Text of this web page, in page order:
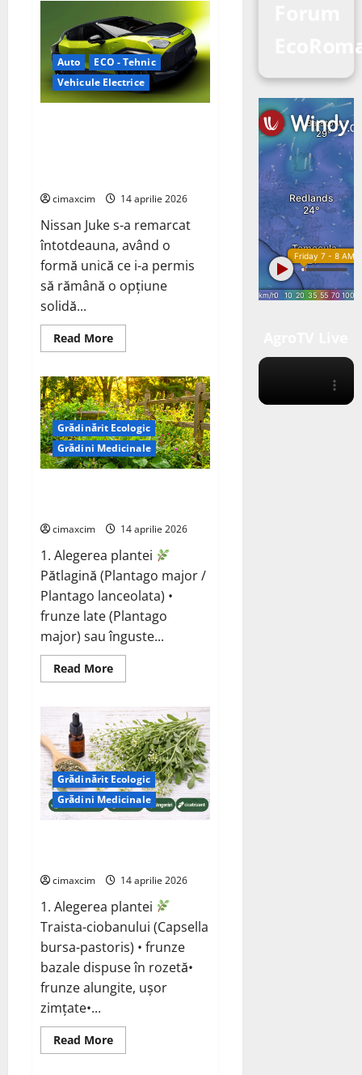
Auto
ECO - Tehnic
Vehicule Electrice
cimaxcim 14 aprilie 2026
Nissan Juke s-a remarcat
întotdeauna, având o
formă unică ce i-a permis
să rămână o opțiune
solidă...
Read MoreRead
more
Juke
va
fi
complet
electric
în
2027,
construit
pe
E-
și
Alpine
A390.
Grădinărit Ecologic
Grădini Medicinale
cimaxcim 14 aprilie 2026
1. Alegerea plantei
Pătlagină (Plantago major /
Plantago lanceolata) •
frunze late (Plantago
major) sau înguste...
Read MoreRead
more
(Plantago
major
/
Plantago
lanceolata)
Grădinărit Ecologic
Grădini Medicinale
cimaxcim 14 aprilie 2026
1. Alegerea plantei
Traista-ciobanului (Capsella
bursa-pastoris) • frunze
bazale dispuse în rozetă•
frunze alungite, ușor
zimțate•...
Read MoreRead
more